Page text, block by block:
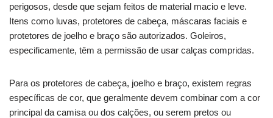
perigosos, desde que sejam feitos de material macio e leve.
Itens como luvas, protetores de cabeça, máscaras faciais e
protetores de joelho e braço são autorizados. Goleiros,
especificamente, têm a permissão de usar calças compridas.
Para os protetores de cabeça, joelho e braço, existem regras
específicas de cor, que geralmente devem combinar com a cor
principal da camisa ou dos calções, ou serem pretos ou